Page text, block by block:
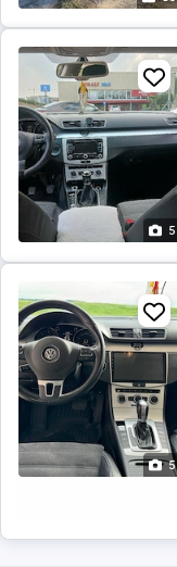
5
5